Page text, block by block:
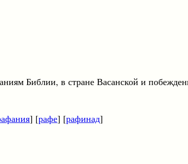
в стране Васанской и
] [рафе] [рафинад]